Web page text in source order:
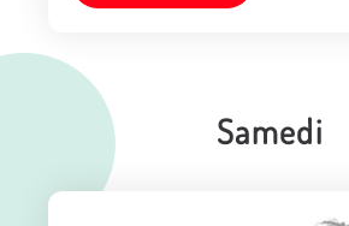
Samedi